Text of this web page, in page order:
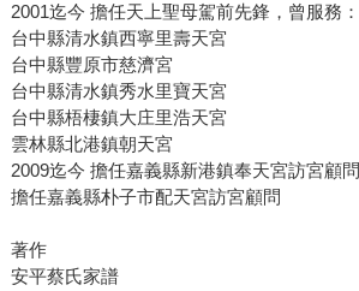
2001迄今 擔任天上聖母駕前先鋒，曾服務：
台中縣清水鎮西寧里壽天宮
台中縣豐原市慈濟宮
台中縣清水鎮秀水里寶天宮
台中縣梧棲鎮大庄里浩天宮
雲林縣北港鎮朝天宮
2009迄今 擔任嘉義縣新港鎮奉天宮訪宮顧問
擔任嘉義縣朴子市配天宮訪宮顧問
著作
安平蔡氏家譜